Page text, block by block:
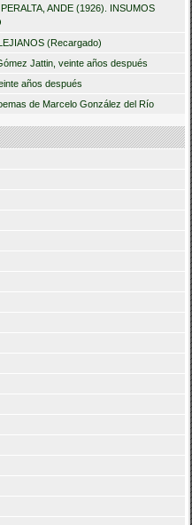
ANDE (1926). INSUMOS
(Recargado)
Jattin, veinte años después
años después
de Marcelo González del Río